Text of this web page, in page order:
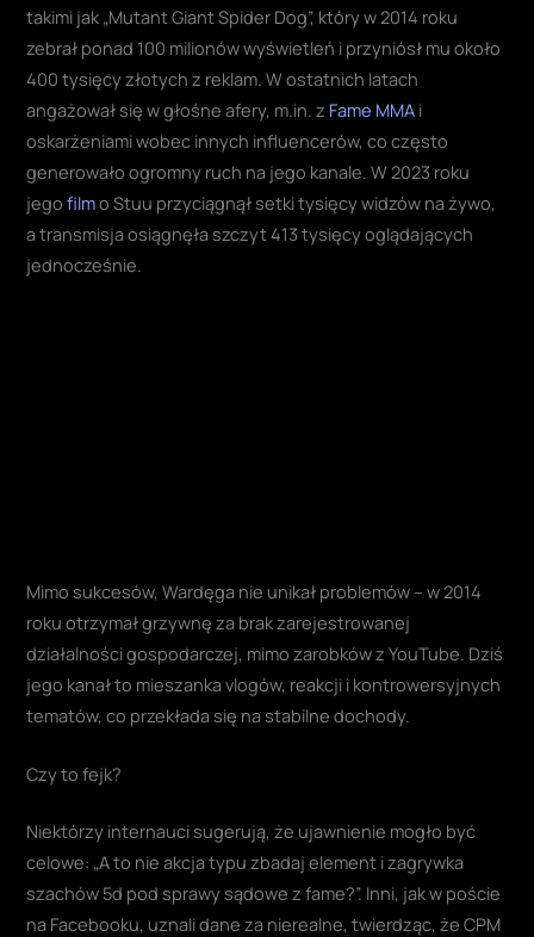
takimi jak „Mutant Giant Spider Dog”, który w 2014 roku
zebrał ponad 100 milionów wyświetleń i przyniósł mu około
400 tysięcy złotych z reklam. W ostatnich latach
angażował się w głośne afery, m.in. z Fame MMA i
oskarżeniami wobec innych influencerów, co często
generowało ogromny ruch na jego kanale. W 2023 roku
jegofilmo Stuu przyciągnął setki tysięcy widzów na żywo,
a transmisja osiągnęła szczyt 413 tysięcy oglądających
jednocześnie.
Mimo sukcesów, Wardęga nie unikał problemów – w 2014
roku otrzymał grzywnę za brak zarejestrowanej
działalności gospodarczej, mimo zarobków z YouTube. Dziś
jego kanał to mieszanka vlogów, reakcji i kontrowersyjnych
tematów, co przekłada się na stabilne dochody.
Czy to fejk?
Niektórzy internauci sugerują, że ujawnienie mogło być
celowe: „A to nie akcja typu zbadaj element i zagrywka
szachów 5d pod sprawy sądowe z fame?”. Inni, jak w poście
na Facebooku, uznali dane za nierealne, twierdząc, że CPM